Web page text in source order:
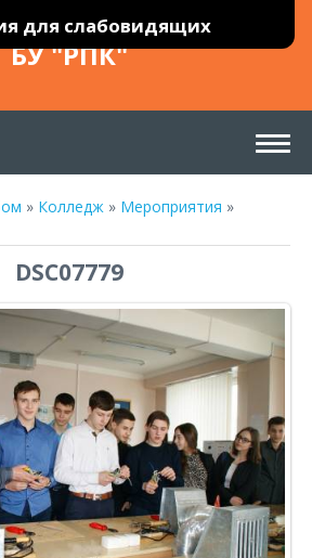
для слабовидящих
БУ "РПК"
» Колледж » Мероприятия »
DSC07779